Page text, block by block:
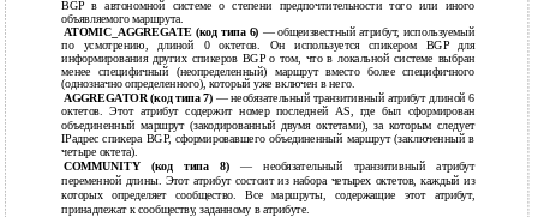
BGP в автономной системе о степени предпочтительности того или иного
объявляемого маршрута.
ATOMIC_AGGREGATE (код типа 6) — общеизвестный атрибут, используемый
по усмотрению, длиной 0 октетов. Он используется спикером BGP для
информирования других спикеров BGP о том, что в локальной системе выбран
менее специфичный (неопределенный) маршрут вместо более специфичного
(однозначно определенного), который уже включен в него.
AGGREGATOR (код типа 7) — необязательный транзитивный атрибут длиной 6
октетов. Этот атрибут содержит номер последней AS, где был сформирован
объединенный маршрут (закодированный двумя октетами), за которым следует
IPадрес спикера BGP, сформировавшего объединенный маршрут (заключенный в
четыре октета).
COMMUNITY (код типа 8)— необязательный транзитивный атрибут
переменной длины. Этот атрибут состоит из набора четырех октетов, каждый из
которых определяет сообщество. Все маршруты, содержащие этот атрибут,
принадлежат к сообществу, заданному в атрибуте.